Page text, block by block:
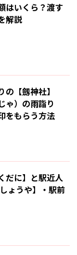
はいくら？渡す
解説
【劔神社】
ゃ）の雨詣り
をもらう方法
だに】と駅近人
ょうや】・駅前